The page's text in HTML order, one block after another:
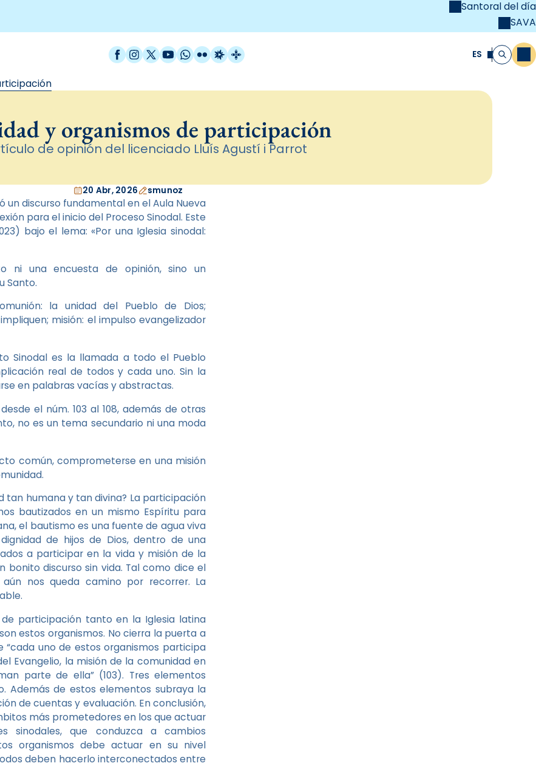
Santoral del día
SAVA
Facebook
Instagram
X / Twitter
YouTube
WhatsApp
FlickrRadio Estel
Catalunya Cristiana ES Buscar
y organismos de participación
de opinión del licenciado Lluís Agustí i Parrot
20 Abr, 2026 smunoz
un discurso fundamental en el Aula Nueva
para el inicio del Proceso Sinodal. Este
bajo el lema: «Por una Iglesia sinodal:
ni una encuesta de opinión, sino un
Santo.
la unidad del Pueblo de Dios;
misión: el impulso evangelizador
Sinodal es la llamada a todo el Pueblo
real de todos y cada uno. Sin la
en palabras vacías y abstractas.
el núm. 103 al 108, además de otras
no es un tema secundario ni una moda
común, comprometerse en una misión
humana y tan divina? La participación
bautizados en un mismo Espíritu para
el bautismo es una fuente de agua viva
de hijos de Dios, dentro de una
a participar en la vida y misión de la
bonito discurso sin vida. Tal como dice el
nos queda camino por recorrer. La
participación tanto en la Iglesia latina
estos organismos. No cierra la puerta a
uno de estos organismos participa
Evangelio, la misión de la comunidad en
parte de ella” (103). Tres elementos
Además de estos elementos subraya la
de cuentas y evaluación. En conclusión,
más prometedores en los que actuar
sinodales, que conduzca a cambios
organismos debe actuar en su nivel
deben hacerlo interconectados entre